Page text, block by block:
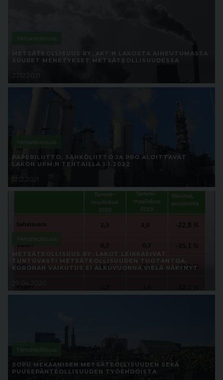
Metsäteollisuus
METSÄTEOLLISUUS RY: AKT:N LAKOSTA AIHEUTUMASSA
SUURET MENETYKSET METSÄTEOLLISUUDESSA
27.12.2021
Metsäteollisuus
PAPERILIITTO, SÄHKÖLIITTO JA PRO ALOITTAVAT
LAKON UPM:N TEHTAILLA 1.1.2022
17.12.2021
Metsäteollisuus
METSÄTEOLLISUUS RY: LAKOT LEIKKASIVAT
TUNTUVASTI METSÄTEOLLISUUDEN TUOTANTOA,
KORONAN VAIKUTUS EI ALKUVUONNA VIELÄ NÄKYNYT
29.04.2020
Metsäteollisuus
SOPU MEKAANISEN METSÄTEOLLISUUDEN SEKÄ
PUUSEPÄNTEOLLISUUDEN TYÖEHDOISTA